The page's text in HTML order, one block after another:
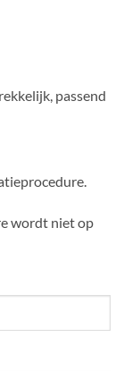
passend
wordt niet op